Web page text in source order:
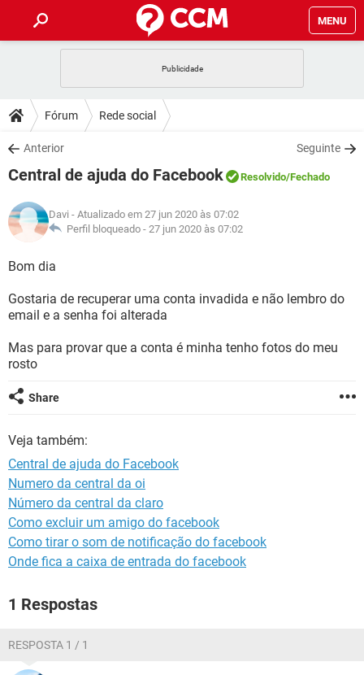
MENU
CELULAR
OUTLOOK
INSTAGRAM GMAIL
GUIA DE COMPRAS
DICAS
JOGOS
INSTAGRAM GMAIL
DOWNLOADS
JOGOS WHATSAPP
CELULAR
OUTLOOK EXCEL
INSTAGRAM
JOGOS WHATSAPP
OUTLOOK
INSTAGRAM GMAIL
GLOSSÁRIO
JOGOS
OUTLOOK
INSTAGRAM GMAIL
GUIA DE COMPRAS
Fórum Rede social
Anterior Seguinte
Central de ajuda do Facebook Resolvido/Fechado
Davi - Atualizado em 27 jun 2020 às 07:02
Perfil bloqueado - 27 jun 2020 às 07:02
Bom dia
Gostaria de recuperar uma conta invadida e não lembro do
email e a senha foi alterada
Mas para provar que a conta é minha tenho fotos do meu
rosto
Share
Veja também:
Central de ajuda do Facebook
Numero da central da oi
Número da central da claro
Como excluir um amigo do facebook
Como tirar o som de notificação do facebook
Onde fica a caixa de entrada do facebook
1 Respostas
RESPOSTA 1 / 1